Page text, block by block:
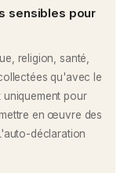
sensibles pour
religion, santé,
qu'avec le
uniquement pour
en œuvre des
déclaration